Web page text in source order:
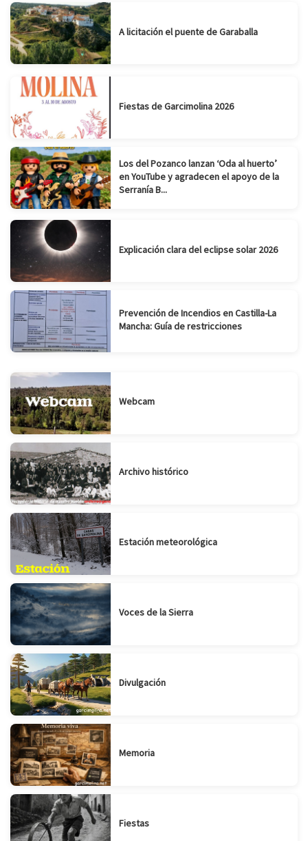
A licitación el puente de Garaballa
Fiestas de Garcimolina 2026
Los del Pozanco lanzan ‘Oda al huerto’
en YouTube y agradecen el apoyo de la
Serranía B...
Explicación clara del eclipse solar 2026
Prevención de Incendios en Castilla-La
Mancha: Guía de restricciones
Webcam
Archivo histórico
Estación meteorológica
Voces de la Sierra
Divulgación
Memoria
Fiestas